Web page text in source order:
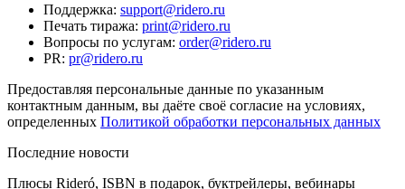
Поддержка: support@ridero.ru
Печать тиража: print@ridero.ru
Вопросы по услугам: order@ridero.ru
PR: pr@ridero.ru
Предоставляя персональные данные по указанным
контактным данным, вы даёте своё согласие на условиях,
определенных Политикой обработки персональных данных
Последние новости
Плюсы Rideró, ISBN в подарок, буктрейлеры, вебинары